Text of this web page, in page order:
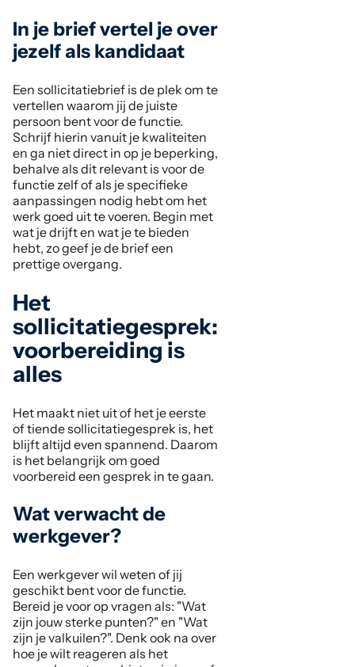
In je brief vertel je over
jezelf als kandidaat
Een sollicitatiebrief is de plek om te
vertellen waarom jij de juiste
persoon bent voor de functie.
Schrijf hierin vanuit je kwaliteiten
en ga niet direct in op je beperking,
behalve als dit relevant is voor de
functie zelf of als je specifieke
aanpassingen nodig hebt om het
werk goed uit te voeren. Begin met
wat je drijft en wat je te bieden
hebt, zo geef je de brief een
prettige overgang.
Het
sollicitatiegesprek:
voorbereiding is
alles
Het maakt niet uit of het je eerste
of tiende sollicitatiegesprek is, het
blijft altijd even spannend. Daarom
is het belangrijk om goed
voorbereid een gesprek in te gaan.
Wat verwacht de
werkgever?
Een werkgever wil weten of jij
geschikt bent voor de functie.
Bereid je voor op vragen als: "Wat
zijn jouw sterke punten?" en "Wat
zijn je valkuilen?". Denk ook na over
hoe je wilt reageren als het